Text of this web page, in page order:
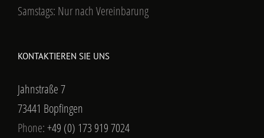
Samstags: Nur nach Vereinbarung
KONTAKTIEREN SIE UNS
Jahnstraße 7
73441 Bopfingen
Phone:+49 (0) 173 919 7024